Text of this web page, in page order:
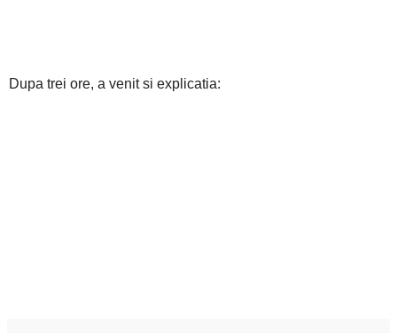
Dupa trei ore, a venit si explicatia: